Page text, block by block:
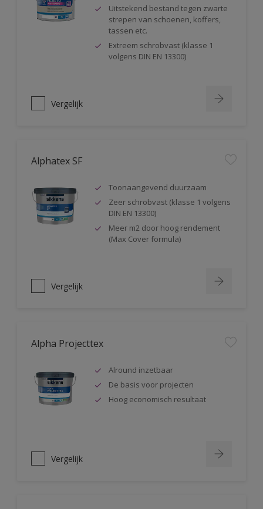
Uitstekend bestand tegen zwarte
strepen van schoenen, koffers,
tassen etc.
Extreem schrobvast (klasse 1
volgens DIN EN 13300)
Vergelijk
Alphatex SF
Toonaangevend duurzaam
Zeer schrobvast (klasse 1 volgens
DIN EN 13300)
Meer m2 door hoog rendement
(Max Cover formula)
Vergelijk
Alpha Projecttex
Alround inzetbaar
De basis voor projecten
Hoog economisch resultaat
Vergelijk